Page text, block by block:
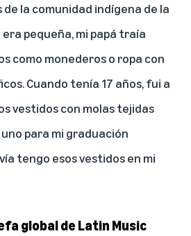
la comunidad indígena de la
era pequeña, mi papá traía
como monederos o ropa con
Cuando tenía 17 años, fui a
vestidos con molas tejidas
para mi graduación
tengo esos vestidos en mi
global de Latin Music